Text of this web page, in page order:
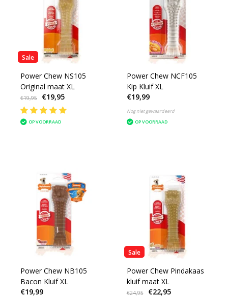
Sale
Power Chew NS105
Original maat XL
€19,95 €19,95
OP VOORRAAD
Power Chew NCF105
Kip Kluif XL
€19,99
Nog niet gewaardeerd
OP VOORRAAD
Power Chew NB105
Bacon Kluif XL
€19,99
Sale
Power Chew Pindakaas
kluif maat XL
€24,95 €22,95